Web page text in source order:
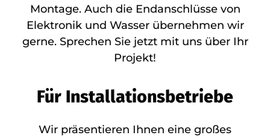
Montage. Auch die Endanschlüsse von
Elektronik und Wasser übernehmen wir
gerne. Sprechen Sie jetzt mit uns über Ihr
Projekt!
Für Installationsbetriebe
Wir präsentieren Ihnen eine großes